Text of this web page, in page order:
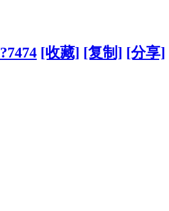
[收藏] [复制] [分享]